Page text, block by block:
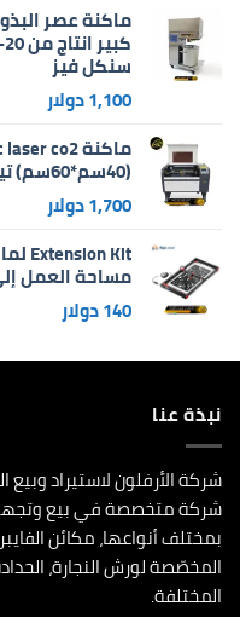
ماكنة عصر
سنكل فيز
1,100دولار
(40سم*60سم) تيوب 60 واط ستيج متحرك
1,700دولار
مساحة العمل إلى
140دولار
نبذة عنا
شركة الأرفلون لاستيراد وبيع
بمختلف أنواعها، مكائن
المخصّصة لورش النجارة،
المختلفة.